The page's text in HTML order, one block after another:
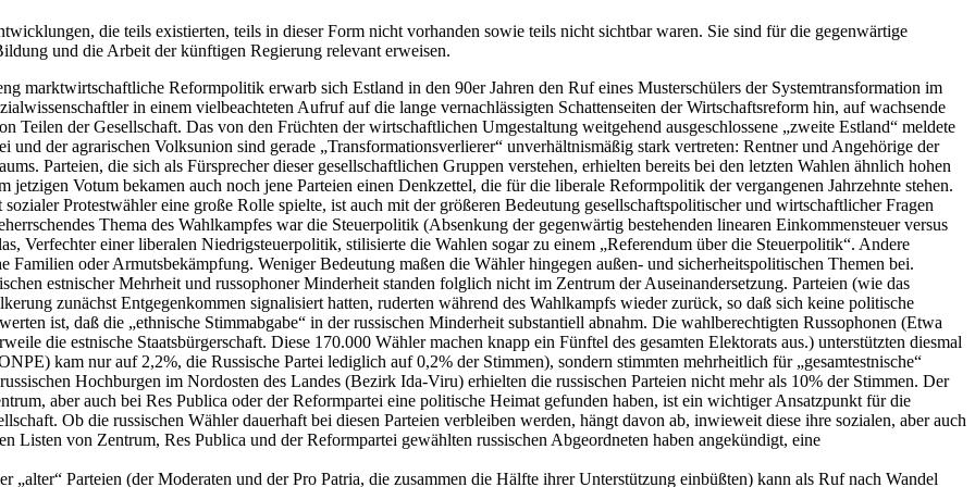
die teils existierten, teils in dieser Form nicht vorhanden sowie teils nicht sichtbar waren. Sie sind für die gegenwärtige
und die Arbeit der künftigen Regierung relevant erweisen.
marktwirtschaftliche Reformpolitik erwarb sich Estland in den 90er Jahren den Ruf eines Musterschülers der Systemtransformation im
in einem vielbeachteten Aufruf auf die lange vernachlässigten Schattenseiten der Wirtschaftsreform hin, auf wachsende
Teilen der Gesellschaft. Das von den Früchten der wirtschaftlichen Umgestaltung weitgehend ausgeschlossene „zweite Estland“ meldete
der agrarischen Volksunion sind gerade „Transformationsverlierer“ unverhältnismäßig stark vertreten: Rentner und Angehörige der
Parteien, die sich als Fürsprecher dieser gesellschaftlichen Gruppen verstehen, erhielten bereits bei den letzten Wahlen ähnlich hohen
jetzigen Votum bekamen auch noch jene Parteien einen Denkzettel, die für die liberale Reformpolitik der vergangenen Jahrzehnte stehen.
Protestwähler eine große Rolle spielte, ist auch mit der größeren Bedeutung gesellschaftspolitischer und wirtschaftlicher Fragen
Thema des Wahlkampfes war die Steuerpolitik (Absenkung der gegenwärtig bestehenden linearen Einkommensteuer versus
Verfechter einer liberalen Niedrigsteuerpolitik, stilisierte die Wahlen sogar zu einem „Referendum über die Steuerpolitik“. Andere
oder Armutsbekämpfung. Weniger Bedeutung maßen die Wähler hingegen außen- und sicherheitspolitischen Themen bei.
estnischer Mehrheit und russophoner Minderheit standen folglich nicht im Zentrum der Auseinandersetzung. Parteien (wie das
zunächst Entgegenkommen signalisiert hatten, ruderten während des Wahlkampfs wieder zurück, so daß sich keine politische
ist, daß die „ethnische Stimmabgabe“ in der russischen Minderheit substantiell abnahm. Die wahlberechtigten Russophonen (Etwa
die estnische Staatsbürgerschaft. Diese 170.000 Wähler machen knapp ein Fünftel des gesamten Elektorats aus.) unterstützten diesmal
kam nur auf 2,2%, die Russische Partei lediglich auf 0,2% der Stimmen), sondern stimmten mehrheitlich für „gesamtestnische“
Hochburgen im Nordosten des Landes (Bezirk Ida-Viru) erhielten die russischen Parteien nicht mehr als 10% der Stimmen. Der
aber auch bei Res Publica oder der Reformpartei eine politische Heimat gefunden haben, ist ein wichtiger Ansatzpunkt für die
Ob die russischen Wähler dauerhaft bei diesen Parteien verbleiben werden, hängt davon ab, inwieweit diese ihre sozialen, aber auch
Listen von Zentrum, Res Publica und der Reformpartei gewählten russischen Abgeordneten haben angekündigt, eine
Parteien (der Moderaten und der Pro Patria, die zusammen die Hälfte ihrer Unterstützung einbüßten) kann als Ruf nach Wandel